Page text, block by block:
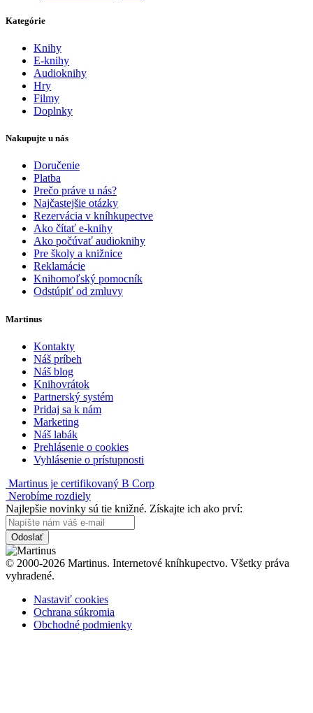
Kategórie
Knihy
E-knihy
Audioknihy
Hry
Filmy
Doplnky
Nakupujte u nás
Doručenie
Platba
Prečo práve u nás?
Najčastejšie otázky
Rezervácia v kníhkupectve
Ako čítať e-knihy
Ako počúvať audioknihy
Pre školy a knižnice
Reklamácie
Knihomoľský pomocník
Odstúpiť od zmluvy
Martinus
Kontakty
Náš príbeh
Náš blog
Knihovrátok
Partnerský systém
Pridaj sa k nám
Marketing
Náš labák
Prehlásenie o cookies
Vyhlásenie o prístupnosti
Martinus je certifikovaný B Corp
Nerobíme rozdiely
Najlepšie novinky sú tie knižné. Získajte ich ako prví:
Odoslať
© 2000-2026 Martinus. Internetové kníhkupectvo. Všetky práva
vyhradené.
Nastaviť cookies
Ochrana súkromia
Obchodné podmienky